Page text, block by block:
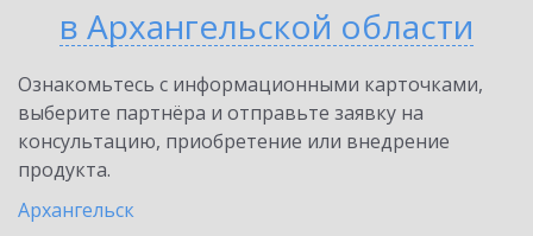
в Архангельской области
Ознакомьтесь с информационными карточками,
выберите партнёра и отправьте заявку на
консультацию, приобретение или внедрение
продукта.
Архангельск